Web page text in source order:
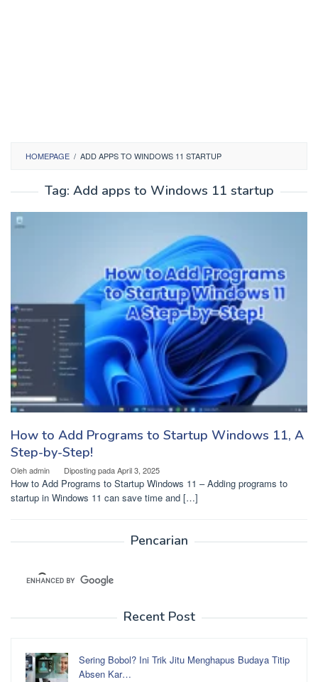
HOMEPAGE / ADD APPS TO WINDOWS 11 STARTUP
Tag: Add apps to Windows 11 startup
How to Add Programs to Startup Windows 11, A
Step-by-Step!
Olehadmin Diposting padaApril 3, 2025
How to Add Programs to Startup Windows 11 – Adding programs to
startup in Windows 11 can save time and […]
Pencarian
Recent Post
Sering Bobol? Ini Trik Jitu Menghapus Budaya Titip
Absen Kar…